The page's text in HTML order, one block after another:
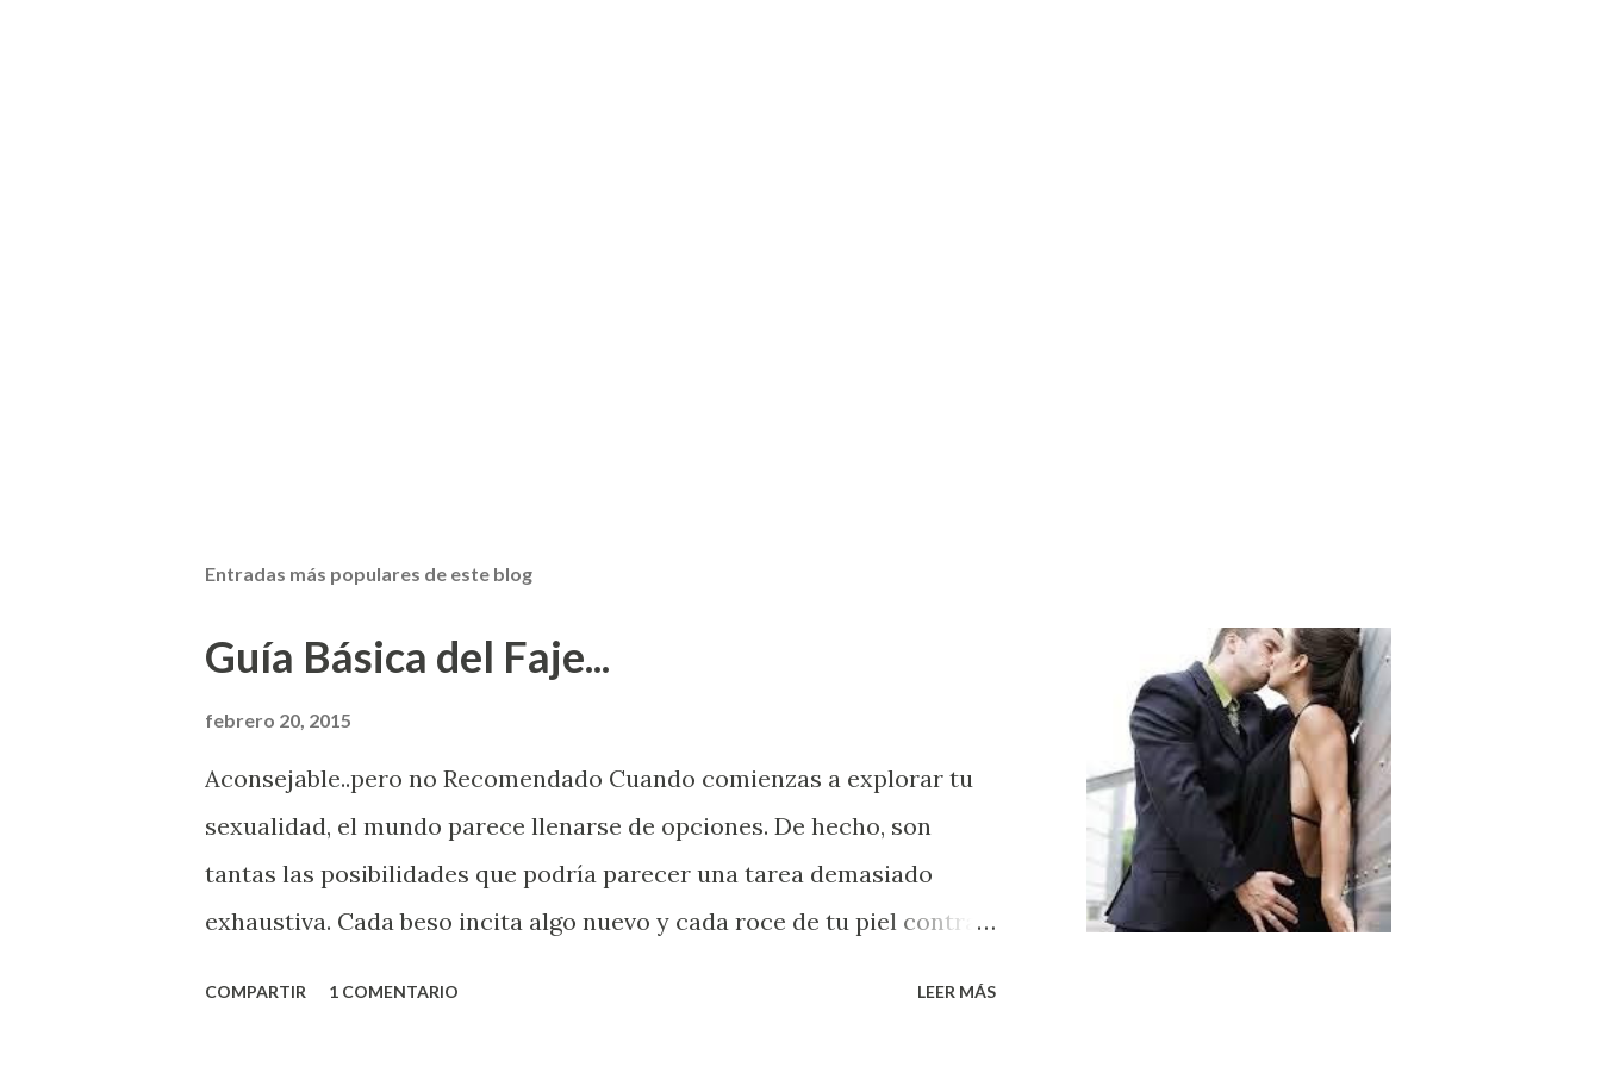
Entradas más populares de este blog
Guía Básica del Faje...
febrero 20, 2015
Aconsejable..pero no Recomendado Cuando comienzas a explorar tu
sexualidad, el mundo parece llenarse de opciones. De hecho, son
tantas las posibilidades que podría parecer una tarea demasiado
exhaustiva. Cada beso incita algo nuevo y cada roce de tu piel contra
COMPARTIR 1 COMENTARIO LEER MÁS